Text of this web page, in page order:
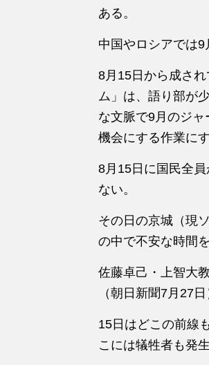
ある。
中国やロシアでは9
8月15日から成さ
ム」は、語り部が
な文脈で9月のジ
機会にする作業に
8月15日に国民全
ない。
その日の京城（現
の中で不安な時間
佐藤卓己・上智大
（朝日新聞7月27日
15日はどこの前線
こには犠牲者も発